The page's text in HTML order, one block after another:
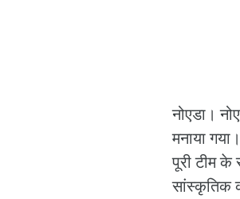
नोएडा।
मनाया
पूरी टीम के
सांस्कृतिक